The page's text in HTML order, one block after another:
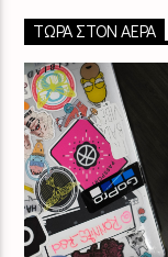
ΤΏΡΑ ΣΤΟΝ ΑΈΡΑ